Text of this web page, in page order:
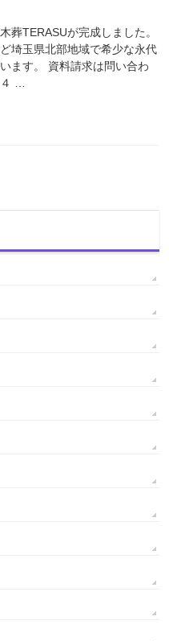
葬TERASUが完成しました。
埼玉県北部地域で希少な永代
ます。 資料請求は問い合わ
…